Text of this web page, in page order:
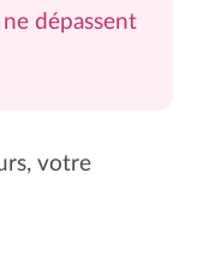
dépassent
votre